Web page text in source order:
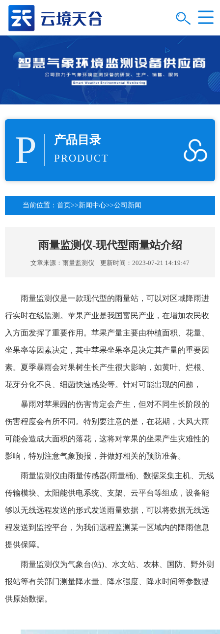
P 产品目录
PRODUCT
当前位置： 首页>>新闻中心>>公司新闻
雨量监测仪-现代型雨量站介绍
文章来源： 雨量监测仪 更新时间：2023-07-21 14:19:47
雨量监测仪是一款现代型的雨量站，可以对区域降雨进
行实时在线监测。苹果产业是我国富民产业，在增加农民收
入方面发挥了重要作用。苹果产量主要由种植面积、花量、
坐果率等因素决定，其中苹果坐果率是决定其产量的重要因
素。夏季暴雨会对果树生长产生很大影响，如黄叶、烂根、
花芽分化不良、细菌快速感染等。针对可能出现的问题，
暴雨对苹果园的伤害肯定会产生，但对不同生长阶段的
伤害程度会有所不同。特别要注意的是，在花期，大风大雨
可能会造成大面积的落花，这将对苹果的坐果产生灾难性的
影响，特别注意气象预报，并做好相关的预防准备。
雨量监测仪由雨量传感器(雨量桶)、数据采集主机、无线
传输模块、太阳能供电系统、支架、云平台等组成，设备能
够以无线远程发送的形式发送雨量数据，可以将数据无线远
程发送到监控平台，为我们远程监测某一区域内的降雨信息
提供保障。
雨量监测仪为气象台(站)、水文站、农林、国防、野外测
报站等有关部门测量降水量、降水强度、降水时间等参数提
供原始数据。